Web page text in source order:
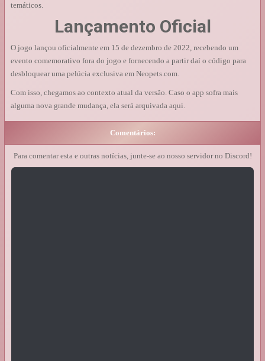
temáticos.
Lançamento Oficial
O jogo lançou oficialmente em 15 de dezembro de 2022, recebendo um
evento comemorativo fora do jogo e fornecendo a partir daí o código para
desbloquear uma pelúcia exclusiva em Neopets.com.
Com isso, chegamos ao contexto atual da versão. Caso o app sofra mais
alguma nova grande mudança, ela será arquivada aqui.
Comentários:
Para comentar esta e outras notícias, junte-se ao nosso servidor no Discord!